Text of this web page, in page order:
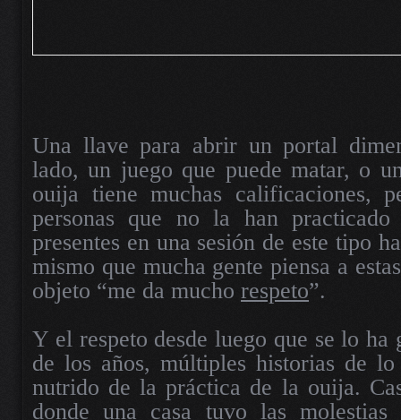
Una llave para abrir un portal
lado, un juego que puede matar, o
ouija tiene muchas calificaciones,
personas que no la han
presentes en una sesión de este tipo
mismo que mucha gente piensa a
objeto “me da mucho respeto”.
Y el respeto desde luego que se lo ha
de los años, múltiples historias de
nutrido de la práctica de la ouija.
donde una casa tuvo las